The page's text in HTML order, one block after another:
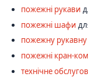
пожежні рукави
пожежні шафи
пожежну
пожежні кран-
технічне